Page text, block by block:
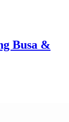
Busa &